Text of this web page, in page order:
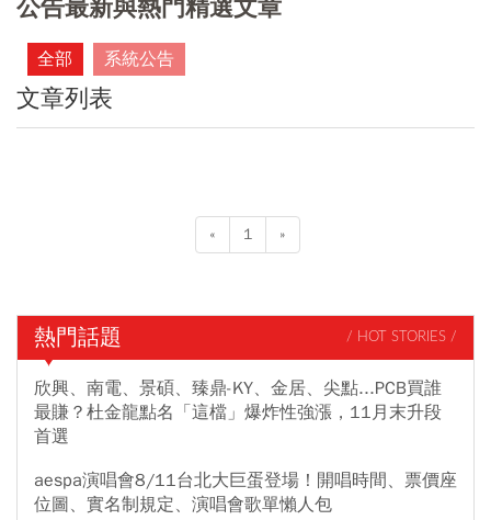
公告最新與熱門精選文章
全部 系統公告
文章列表
« 1 »
熱門話題 / HOT STORIES /
欣興、南電、景碩、臻鼎-KY、金居、尖點...PCB買誰
最賺？杜金龍點名「這檔」爆炸性強漲，11月末升段
首選
aespa演唱會8/11台北大巨蛋登場！開唱時間、票價座
位圖、實名制規定、演唱會歌單懶人包